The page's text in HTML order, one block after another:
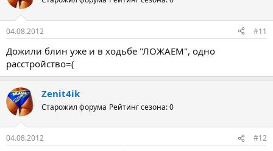
04.08.2012 #11
Дожили блин уже и в ходьбе "ЛОЖАЕМ", одно
расстройство=(
Zenit4ik
Старожил форума Рейтинг сезона: 0
04.08.2012 #12